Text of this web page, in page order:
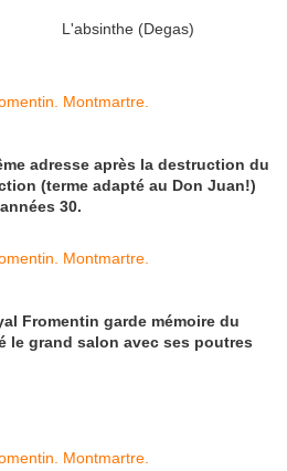
L'absinthe (Degas)
adresse après la destruction du
(terme adapté au Don Juan!)
30.
Fromentin garde mémoire du
le grand salon avec ses poutres